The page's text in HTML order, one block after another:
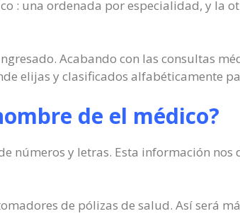
: una ordenada por especialidad, y la
Acabando con las consultas
elijas y clasificados alfabéticamente
de el médico?
números y letras. Esta información
de pólizas de salud. Así será